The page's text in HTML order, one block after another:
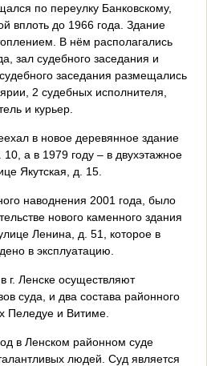
по переулку Банковскому,
вплоть до 1966 года. Здание
В нём располагались
зал судебного заседания и
заседания размещались
2 судебных исполнителя,
и курьер.
в новое деревянное здание
а в 1979 году – в двухэтажное
Якутская, д. 15.
наводнения 2001 года, было
нового каменного здания
Ленина, д. 51, которое в
в эксплуатацию.
г. Ленске осуществляют
суда, и два состава районного
Пеледуе и Витиме.
в Ленском районном суде
людей. Суд является